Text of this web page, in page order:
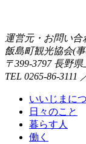
運営元・お問い合
飯島町観光協会(
〒399-3797 長野
TEL 0265-86-3111
いいじまに
日々のこと
暮らす人
働く